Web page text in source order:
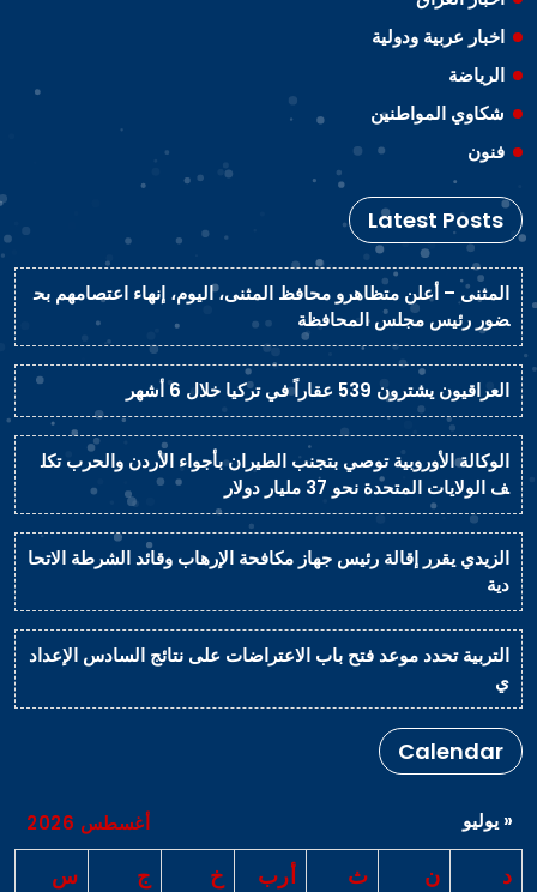
اخبار عربية ودولية
الرياضة
شكاوي المواطنين
فنون
Latest Posts
المثنى – أعلن متظاهرو محافظ المثنى، اليوم، إنهاء اعتصامهم بح
ضور رئيس مجلس المحافظة
العراقيون يشترون 539 عقاراً في تركيا خلال 6 أشهر
الوكالة الأوروبية توصي بتجنب الطيران بأجواء الأردن والحرب تكل
ف الولايات المتحدة نحو 37 مليار دولار
الزيدي يقرر إقالة رئيس جهاز مكافحة الإرهاب وقائد الشرطة الاتحا
دية
التربية تحدد موعد فتح باب الاعتراضات على نتائج السادس الإعداد
ي
Calendar
أغسطس 2026
د ن ث أرب خ ج س
« يوليو